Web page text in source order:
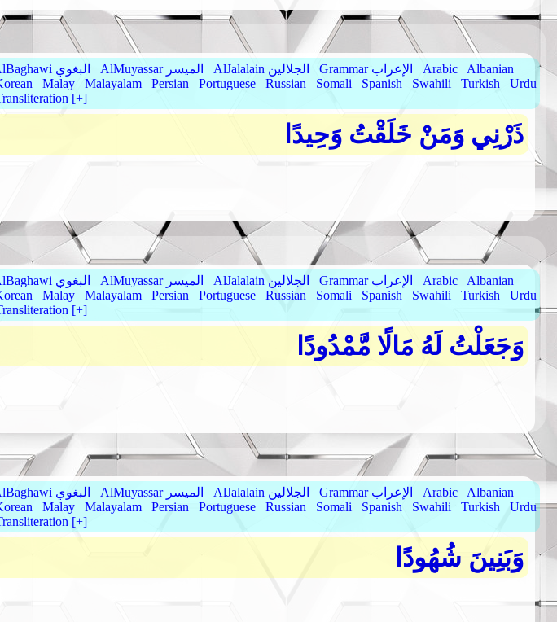
AlBaghawi البغوي AlMuyassar الميسر AlJalalain الجلالين Grammar الإعراب Arabic
Albanian
Malay Malayalam Persian Portuguese Russian Somali Spanish Swahili Turkish
Urdu
[+]
ذَرْنِي وَمَنْ خَلَقْتُ وَحِيدًا
AlBaghawi البغوي AlMuyassar الميسر AlJalalain الجلالين Grammar الإعراب Arabic
Albanian
Malay Malayalam Persian Portuguese Russian Somali Spanish Swahili Turkish
Urdu
[+]
وَجَعَلْتُ لَهُ مَالًا مَّمْدُودًا
AlBaghawi البغوي AlMuyassar الميسر AlJalalain الجلالين Grammar الإعراب Arabic
Albanian
Malay Malayalam Persian Portuguese Russian Somali Spanish Swahili Turkish
Urdu
[+]
وَبَنِينَ شُهُودًا